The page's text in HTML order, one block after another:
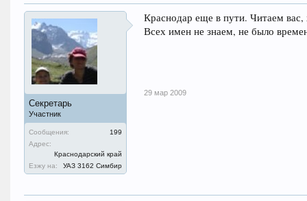
Секретарь
Участник
Сообщения:
199
Адрес:
Краснодарский край
Езжу на:
УАЗ 3162 Симбир
Краснодар еще в пути. Читаем
Всех имен не знаем, не было
29 мар 2009